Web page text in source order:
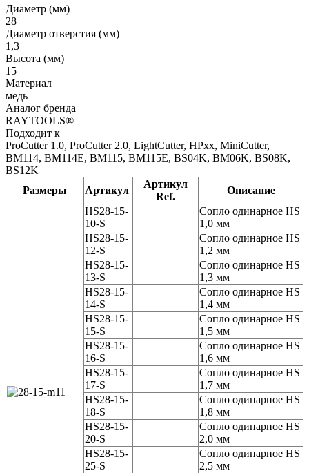
Диаметр (мм)
28
Диаметр отверстия (мм)
1,3
Высота (мм)
15
Материал
медь
Аналог бренда
RAYTOOLS®
Подходит к
ProCutter 1.0, ProCutter 2.0, LightCutter, HPxx, MiniCutter,
BM114, BM114E, BM115, BM115E, BS04K, BM06K, BS08K,
BS12K
Размеры
Артикул
Артикул
Ref.
Описание
HS28-15-
10-S
Сопло одинарное HS
1,0 мм
HS28-15-
12-S
Сопло одинарное HS
1,2 мм
HS28-15-
13-S
Сопло одинарное HS
1,3 мм
HS28-15-
14-S
Сопло одинарное HS
1,4 мм
HS28-15-
15-S
Сопло одинарное HS
1,5 мм
HS28-15-
16-S
Сопло одинарное HS
1,6 мм
HS28-15-
17-S
Сопло одинарное HS
1,7 мм
HS28-15-
18-S
Сопло одинарное HS
1,8 мм
HS28-15-
20-S
Сопло одинарное HS
2,0 мм
HS28-15-
25-S
Сопло одинарное HS
2,5 мм